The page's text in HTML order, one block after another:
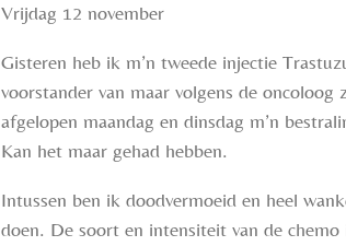
Vrijdag 12 november
Gisteren heb ik m’n tweede injectie
voorstander van maar volgens de
afgelopen maandag en dinsdag m’n
Kan het maar gehad hebben.
Intussen ben ik doodvermoeid en heel
doen. De soort en intensiteit van de